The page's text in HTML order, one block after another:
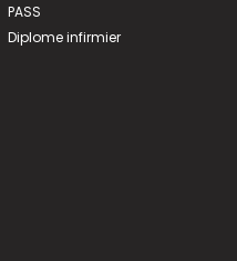
PASS
Diplome infirmier